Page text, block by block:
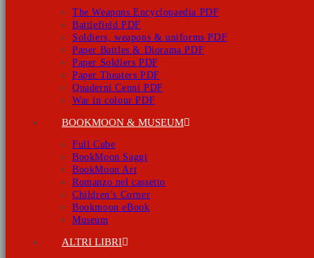
The Weapons Encyclopaedia PDF
Battlefield PDF
Soldiers, weapons & uniforms PDF
Paper Battles & Diorama PDF
Paper Soldiers PDF
Paper Theaters PDF
Quaderni Cenni PDF
War in colour PDF
BOOKMOON & MUSEUM
Full Cube
BookMoon Saggi
BookMoon Art
Romanzo nel cassetto
Children’s Corner
Bookmoon eBook
Museum
ALTRI LIBRI